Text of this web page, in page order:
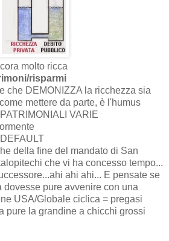
molto ricca
risparmi
che DEMONIZZA la ricchezza sia
mettere da parte, è l'humus
VARIE
della fine del mandato di San
che vi ha concesso tempo...
ahi ahi... E pensate se
pure avvenire con una
USA/Globale ciclica = pregasi
pure la grandine a chicchi grossi